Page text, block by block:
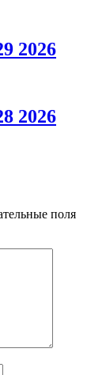
2026
2026
поля